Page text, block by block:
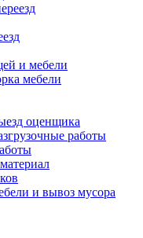
и мебели
мебели
оценщика
работы
и вывоз мусора